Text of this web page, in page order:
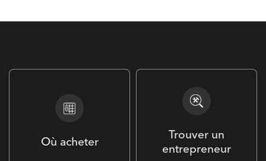
Où acheter
Trouver un
entrepreneur